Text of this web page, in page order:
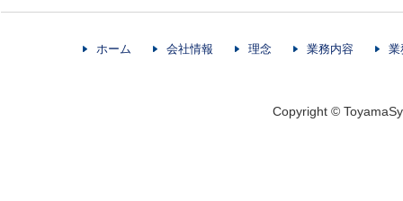
ホーム 会社情報 理念 業務内容 業
Copyright ©